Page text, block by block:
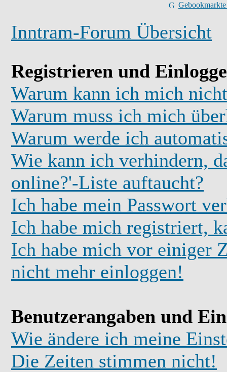
Inntram-Forum Übersicht
Registrieren und
Warum kann ich mich
Warum muss ich mich
Warum werde ich
Wie kann ich verhindern,
online?'-Liste auftaucht?
Ich habe mein Passwort
Ich habe mich registriert,
Ich habe mich vor einiger
nicht mehr einloggen!
Benutzerangaben und
Wie ändere ich meine
Die Zeiten stimmen nicht!